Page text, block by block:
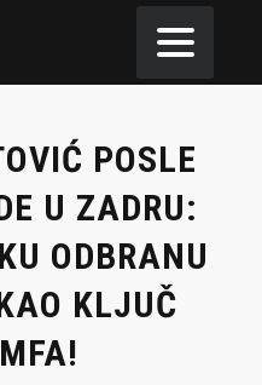
POSLE
U ZADRU:
ODBRANU
KLJUČ